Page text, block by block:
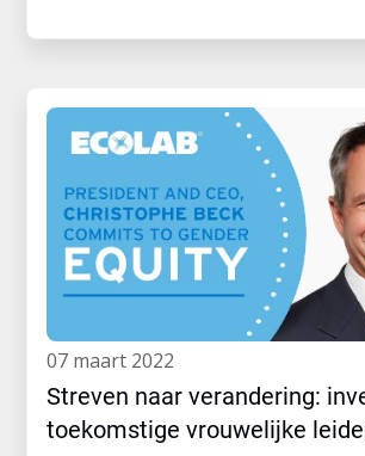
07 maart 2022
Streven naar verandering:
toekomstige vrouwelijke